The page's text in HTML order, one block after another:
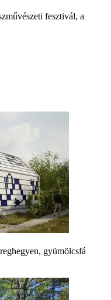
fesztivál, a
gyümölcsfá